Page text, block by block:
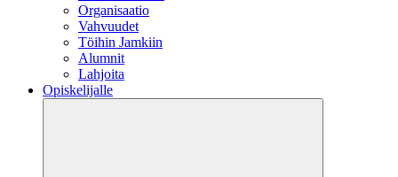
Organisaatio
Vahvuudet
Töihin Jamkiin
Alumnit
Lahjoita
Opiskelijalle